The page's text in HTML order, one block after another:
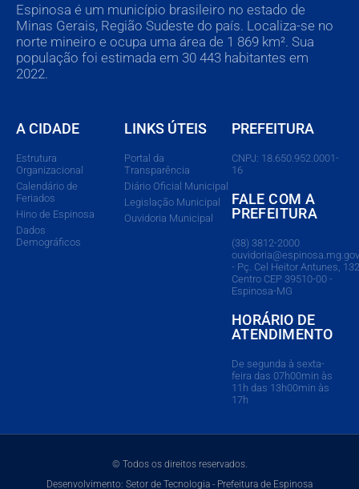
Espinosa é um município brasileiro no estado de
Minas Gerais, Região Sudeste do país. Localiza-se no
norte mineiro e ocupa uma área de 1 869 km². Sua
população foi estimada em 30 443 habitantes em
2022.
A CIDADE
Estrutura
Organizacional
Calendário de
Feriados
Hino de Espinosa
Dados
Demográficos
LINKS ÚTEIS
Portal da
Transparência
Diário Oficial Municipal
Legislação Municipal
Ouvidoria Municipal
PREFEITURA
CNPJ: 18.650.952.0001-
16
FALE COM A
PREFEITURA
(38) 3812-2000
- Pç. Cel Heitor Antunes,
Centro CEP 39510-00 -
Espinosa-MG
HORÁRIO DE
ATENDIMENTO
De segunda à sexta-
feira das 07h00min às
11h das 13h00min às
17h
© Todos os direitos reservados.
Desenvolvimento: Setor de Tecnologia - Prefeitura de Espinosa